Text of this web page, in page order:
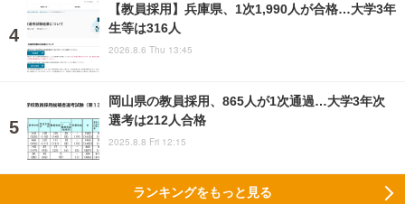
【教員採用】兵庫県、1次1,990人が合格…大学3年
生等は316人
2026.8.6 Thu 13:45
岡山県の教員採用、865人が1次通過…大学3年次
選考は212人合格
2025.8.8 Fri 12:15
ランキングをもっと見る